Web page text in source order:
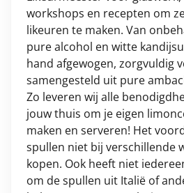
workshops en recepten om
likeuren te maken. Van
pure alcohol en witte
hand afgewogen, zorgvuldig
samengesteld uit pure
Zo leveren wij alle
jouw thuis om je eigen
maken en serveren! Het
spullen niet bij verschillende
kopen. Ook heeft niet
om de spullen uit Italië of